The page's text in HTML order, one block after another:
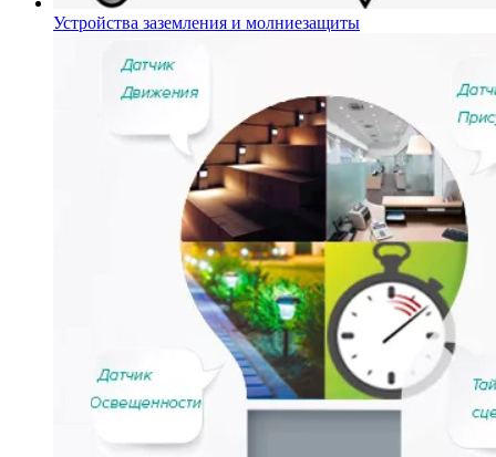
Устройства заземления и молниезащиты